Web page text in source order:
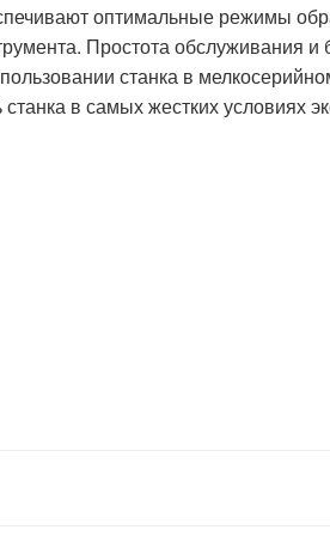
оптимальные режимы
Простота обслуживания
станка в
в самых жестких условиях